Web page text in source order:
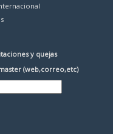
y quejas
(web,correo,etc)